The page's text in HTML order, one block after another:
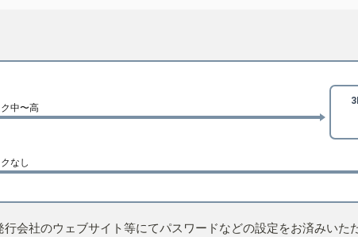
中〜高
なし
会社のウェブサイト等にてパスワードなどの設定をお済みいた